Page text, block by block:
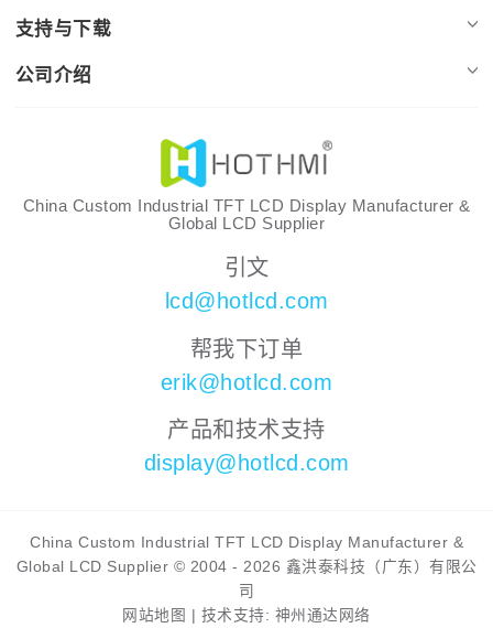
支持与下载
公司介绍
China Custom Industrial TFT LCD Display Manufacturer &
Global LCD Supplier
引文
lcd@hotlcd.com
帮我下订单
erik@hotlcd.com
产品和技术支持
display@hotlcd.com
China Custom Industrial TFT LCD Display Manufacturer &
Global LCD Supplier © 2004 - 2026 鑫洪泰科技（广东）有限公
司
网站地图 | 技术支持: 神州通达网络